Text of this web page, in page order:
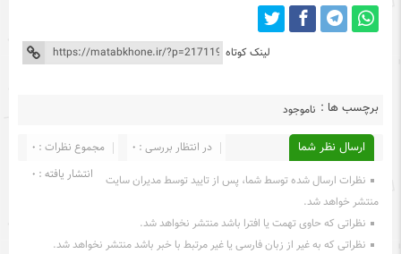
لینک کوتاه
برچسب ها : ناموجود
ارسال نظر شما مجموع نظرات : 0
در انتظار بررسی : 0
انتشار یافته : 0
نظرات ارسال شده توسط شما، پس از تایید توسط مدیران سایت
منتشر خواهد شد.
نظراتی که حاوی تهمت یا افترا باشد منتشر نخواهد شد.
نظراتی که به غیر از زبان فارسی یا غیر مرتبط با خبر باشد منتشر نخواهد شد.